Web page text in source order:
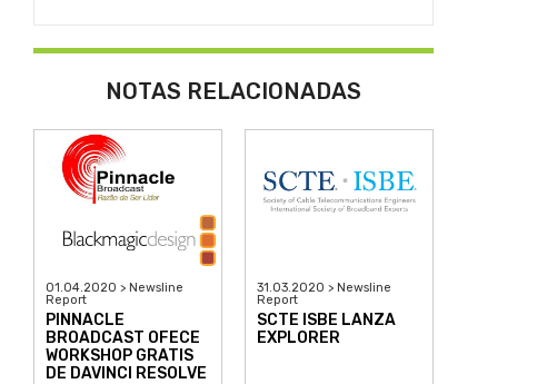
NOTAS RELACIONADAS
01.04.2020 > Newsline
Report
PINNACLE
BROADCAST OFECE
WORKSHOP GRATIS
DE DAVINCI RESOLVE
31.03.2020 > Newsline
Report
SCTE ISBE LANZA
EXPLORER